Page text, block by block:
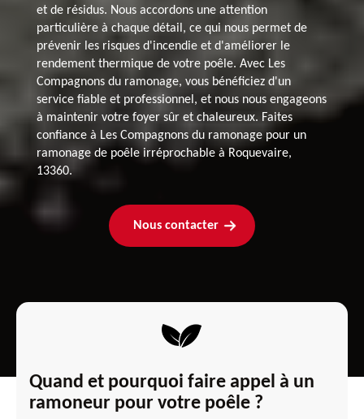
et de résidus. Nous accordons une attention
particulière à chaque détail, ce qui nous permet de
prévenir les risques d'incendie et d'améliorer le
rendement thermique de votre poêle. Avec Les
Compagnons du ramonage, vous bénéficiez d'un
service fiable et professionnel, et nous nous engageons
à maintenir votre foyer sûr et chaleureux. Faites
confiance à Les Compagnons du ramonage pour un
ramonage de poêle irréprochable à Roquevaire,
13360.
Nous contacter
Quand et pourquoi faire appel à un
ramoneur pour votre poêle ?